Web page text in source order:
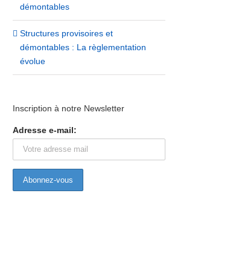
démontables
Structures provisoires et
démontables : La règlementation
évolue
Inscription à notre Newsletter
Adresse e-mail: